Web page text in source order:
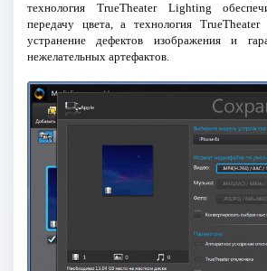
технология TrueTheater Lighting
передачу цвета, а технология TrueTheater
устранение дефектов изображения и
нежелательных артефактов.